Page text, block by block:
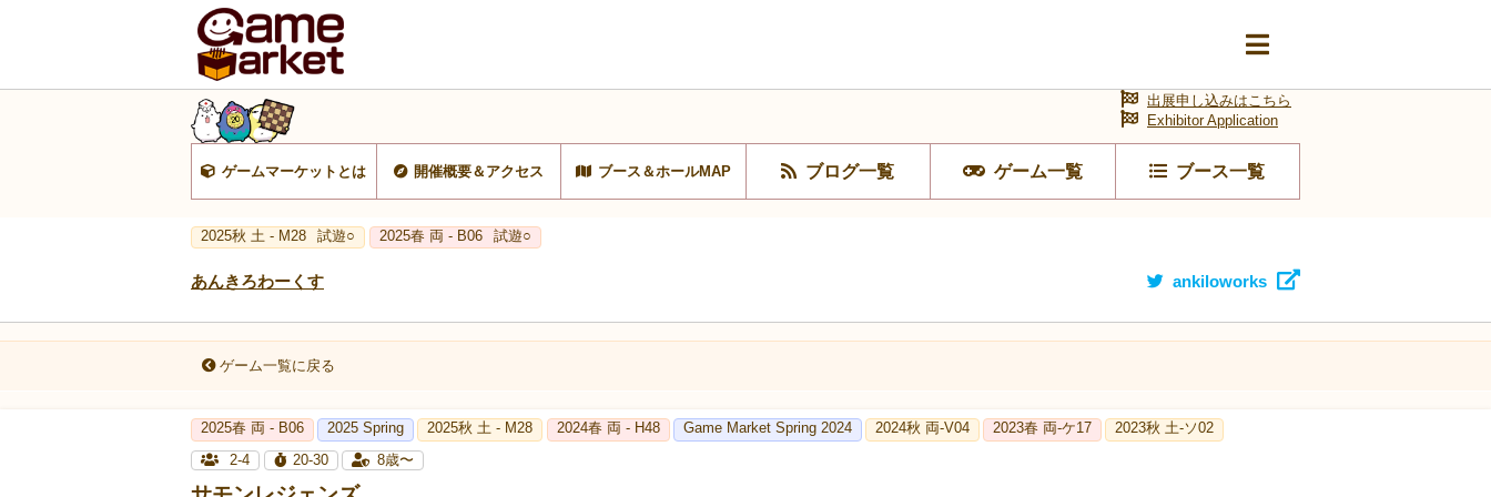
ゲームマーケットとは 開催概要＆アクセス ブース＆ホールMAP ブログ一覧 ゲーム一覧 ブース一覧
出展申し込みはこちら
Exhibitor Application
2025秋 土 - M28 試遊○ 2025春 両 - B06 試遊○
あんきろわーくす ankiloworks
ゲーム一覧に戻る
2025春 両 - B06 2025 Spring 2025秋 土 - M28 2024春 両 - H48 Game Market Spring 2024 2024秋 両-V04 2023春 両‐ケ17
2023秋 土-ソ02
2-4
20-30 8歳〜